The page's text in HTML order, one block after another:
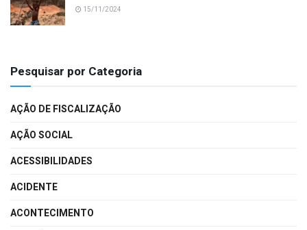
15/11/2024
Pesquisar por Categoria
AÇÃO DE FISCALIZAÇÃO
AÇÃO SOCIAL
ACESSIBILIDADES
ACIDENTE
ACONTECIMENTO